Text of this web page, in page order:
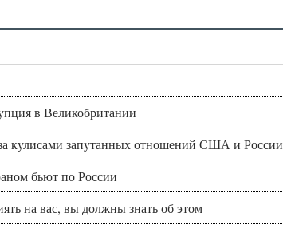
в Великобритании
кулисами запутанных отношений США и России
бьют по России
на вас, вы должны знать об этом